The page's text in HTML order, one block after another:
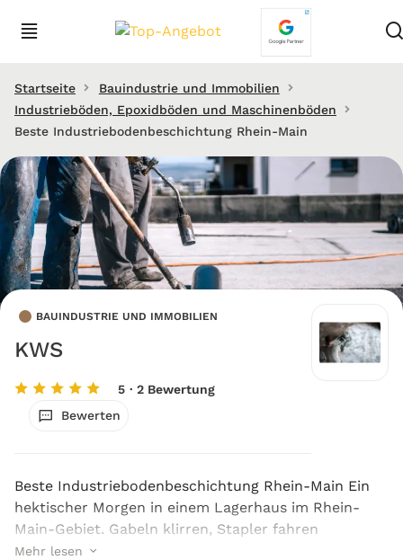
Startseite
Bauindustrie und Immobilien
Industrieböden, Epoxidböden und Maschinenböden
Beste Industriebodenbeschichtung Rhein-Main
BAUINDUSTRIE UND IMMOBILIEN
KWS
5 · 2 Bewertung
Bewerten
Beste Industriebodenbeschichtung Rhein-Main Ein
hektischer Morgen in einem Lagerhaus im Rhein-
Main-Gebiet. Gabeln klirren, Stapler fahren
unaufhörlich über den Boden, Mitarbeiter sind in
Mehr lesen